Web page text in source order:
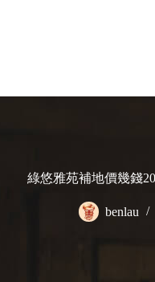
綠悠雅苑補地價幾錢
benlau